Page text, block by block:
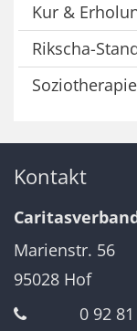
Kur &
Rikscha-
Soziotherapie
Kontakt
Marienstr. 56
95028 Hof
0 92